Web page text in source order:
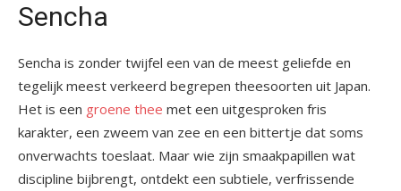
Sencha
Sencha is zonder twijfel een van de meest geliefde en
tegelijk meest verkeerd begrepen theesoorten uit Japan.
Het is een groene thee met een uitgesproken fris
karakter, een zweem van zee en een bittertje dat soms
onverwachts toeslaat. Maar wie zijn smaakpapillen wat
discipline bijbrengt, ontdekt een subtiele, verfrissende